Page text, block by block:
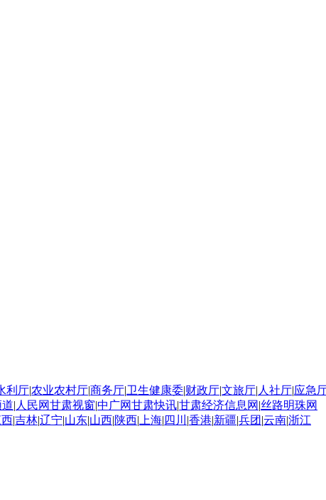
利厅|农业农村厅|商务厅|卫生健康委|财政厅|文旅厅| 人社厅|应急
| 人民网甘肃视窗|中广网甘肃快讯|甘肃经济信息网 |丝路明珠网
|吉林|辽宁|山东|山西|陕西| 上海| 四川 |香港|新疆|兵团 |云南|浙江